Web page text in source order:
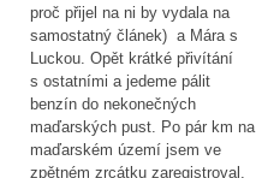
proč přijel na ni by vydala na
samostatný článek) a Mára s
Luckou. Opět krátké přivítání
s ostatními a jedeme pálit
benzín do nekonečných
maďarských pust. Po pár km na
maďarském území jsem ve
zpětném zrcátku zaregistroval,